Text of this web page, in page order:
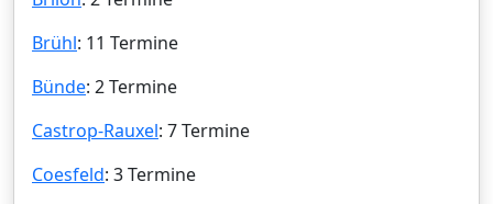
Brühl: 11 Termine
Bünde: 2 Termine
Castrop-Rauxel: 7 Termine
Coesfeld: 3 Termine